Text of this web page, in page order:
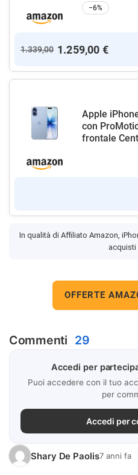
−6%
1.339,00 1.259,00 €
Apple
con
frontale
In qualità di Affiliato Amazon,
acquisti
OFFERTE
Commenti 29
Accedi per
Puoi accedere con il tuo
per
Accedi per
Shary De Paolis7 anni fa